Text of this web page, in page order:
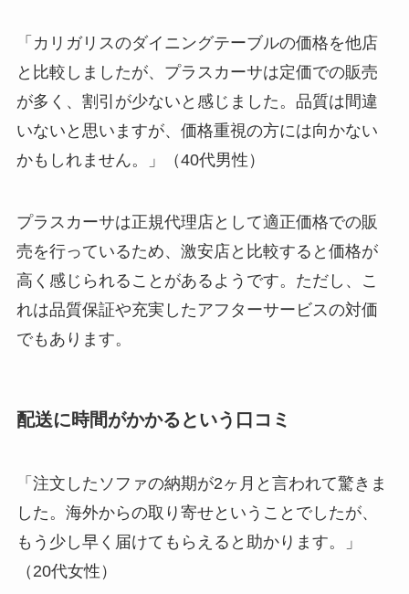
「カリガリスのダイニングテーブルの価格を他店
と比較しましたが、プラスカーサは定価での販売
が多く、割引が少ないと感じました。品質は間違
いないと思いますが、価格重視の方には向かない
かもしれません。」（40代男性）
プラスカーサは正規代理店として適正価格での販
売を行っているため、激安店と比較すると価格が
高く感じられることがあるようです。ただし、こ
れは品質保証や充実したアフターサービスの対価
でもあります。
配送に時間がかかるという口コミ
「注文したソファの納期が2ヶ月と言われて驚きま
した。海外からの取り寄せということでしたが、
もう少し早く届けてもらえると助かります。」
（20代女性）